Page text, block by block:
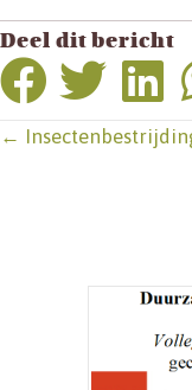
Deel dit bericht
Posts
←